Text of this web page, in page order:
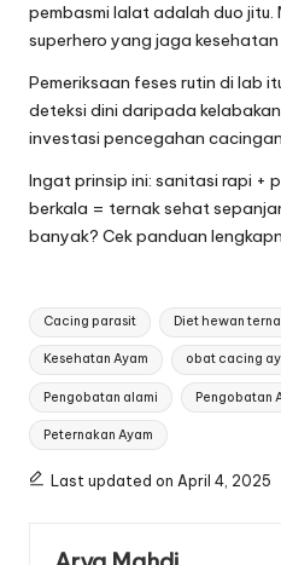
pembasmi lalat adalah duo jitu.
superhero yang jaga kesehatan
Pemeriksaan feses rutin di lab
deteksi dini daripada
investasi pencegahan
Ingat prinsip ini: sanitasi rapi +
berkala = ternak sehat
banyak? Cek panduan
Tags:
Cacing parasit Diet hewan
Kesehatan Ayam obat cacing
Pengobatan alami Pengobatan
Peternakan Ayam
Last updated on April 4, 2025